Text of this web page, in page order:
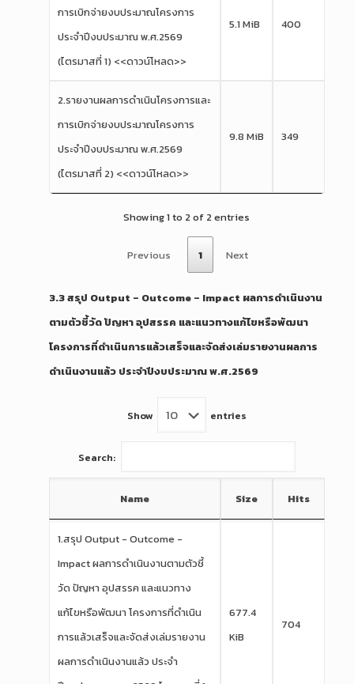
การเบิกจ่ายงบประมาณโครงการ
ประจำปีงบประมาณ พ.ศ.2569
(ไตรมาสที่ 1) <<ดาวน์โหลด>>
5.1 MiB 400
2.รายงานผลการดำเนินโครงการและ
การเบิกจ่ายงบประมาณโครงการ
ประจำปีงบประมาณ พ.ศ.2569
(ไตรมาสที่ 2) <<ดาวน์โหลด>>
9.8 MiB 349
Showing 1 to 2 of 2 entries
Previous 1 Next
3.3 สรุป Output – Outcome – Impact ผลการดำเนินงาน
ตามตัวชี้วัด ปัญหา อุปสรรค และแนวทางแก้ไขหรือพัฒนา
โครงการที่ดำเนินการแล้วเสร็จและจัดส่งเล่มรายงานผลการ
ดำเนินงานแล้ว ประจำปีงบประมาณ พ.ศ.2569
Show entries
Search:
Name Size Hits
1.สรุป Output - Outcome -
Impact ผลการดำเนินงานตามตัวชี้
วัด ปัญหา อุปสรรค และแนวทาง
แก้ไขหรือพัฒนา โครงการที่ดำเนิน
การแล้วเสร็จและจัดส่งเล่มรายงาน
ผลการดำเนินงานแล้ว ประจำ
677.4
KiB
704